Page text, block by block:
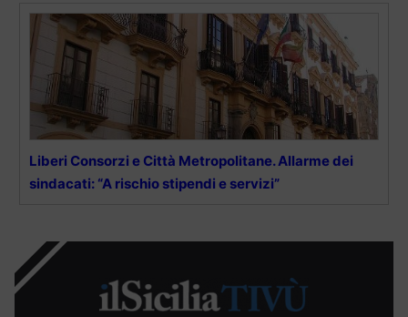
Liberi Consorzi e Città Metropolitane. Allarme dei
sindacati: “A rischio stipendi e servizi”